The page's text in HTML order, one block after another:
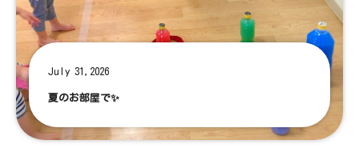
July 31,2026
夏のお部屋で✨